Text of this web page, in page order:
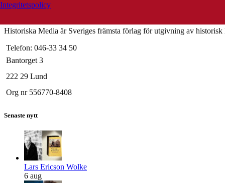
Integritetspolicy
Historiska Media är Sveriges främsta förlag för utgivning av historisk
Telefon: 046-33 34 50
Bantorget 3
222 29 Lund
Org nr 556770-8408
Senaste nytt
Lars Ericson Wolke
6 aug